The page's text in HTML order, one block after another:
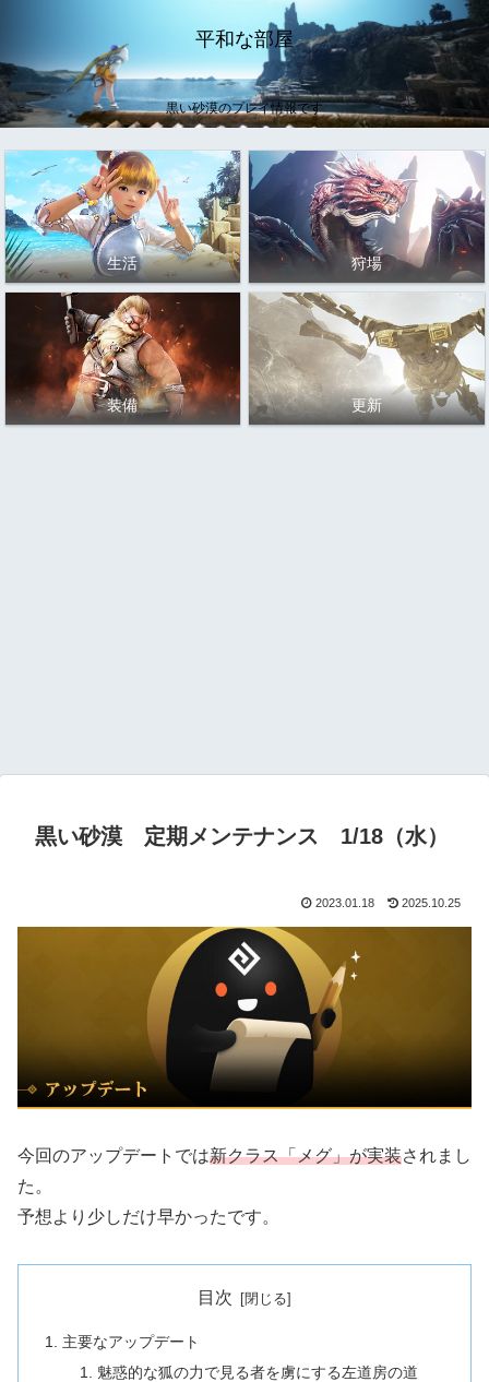
平和な部屋
黒い砂漠のプレイ情報です
生活 狩場
装備 更新
黒い砂漠 定期メンテナンス 1/18（水）
2023.01.18 2025.10.25
今回のアップデートでは新クラス「メグ」が実装されまし
た。
予想より少しだけ早かったです。
目次
主要なアップデート
魅惑的な狐の力で見る者を虜にする左道房の道